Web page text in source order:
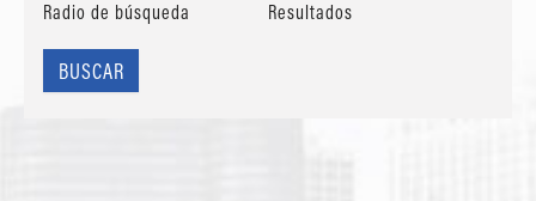
Radio de búsqueda Resultados